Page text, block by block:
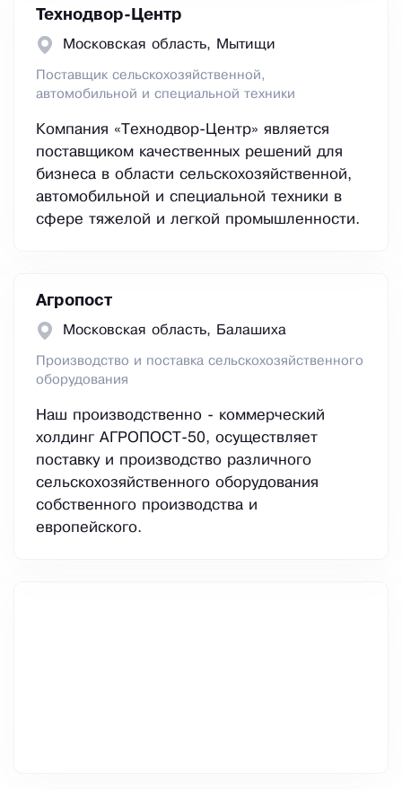
Технодвор-Центр
Московская область, Мытищи
Поставщик сельскохозяйственной,
автомобильной и специальной техники
Компания «Технодвор-Центр» является
поставщиком качественных решений для
бизнеса в области сельскохозяйственной,
автомобильной и специальной техники в
сфере тяжелой и легкой промышленности.
Агропост
Московская область, Балашиха
Производство и поставка сельскохозяйственного
оборудования
Наш производственно - коммерческий
холдинг АГРОПОСТ-50, осуществляет
поставку и производство различного
сельскохозяйственного оборудования
собственного производства и
европейского.